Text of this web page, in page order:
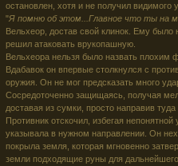
остановлен, хотя и не получил видимого
"Я помню об этом...Главное что ты на
Вельхеор, достав свой клинок. Ему было
решил атаковать врукопашную.
Вельхеора нельзя было назвать плохим
Вдабавок он впервые столкнулся с
оружия. Он не мог предсказать много
Сосредоточенно защищаясь, получая
доставая из сумки, просто направив
Противник отскочил, избегая
указывала в нужном направлении. Он
покрыла земля, которая мгновенно
земли подходящие руны для